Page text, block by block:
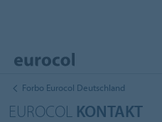
Forbo Eurocol Deutschland
EUROCOL KONTAKT